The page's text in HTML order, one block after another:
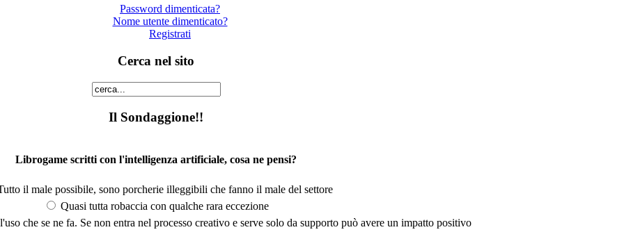
Password dimenticata?
Nome utente dimenticato?
Registrati
Cerca nel sito
Il Sondaggione!!
Librogame scritti con l'intelligenza artificiale, cosa ne pensi?
il male possibile, sono porcherie illeggibili che fanno il male del settore
Quasi tutta robaccia con qualche rara eccezione
che se ne fa. Se non entra nel processo creativo e serve solo da supporto può avere un impatto positivo